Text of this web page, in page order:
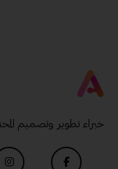
خبراء تطوير وتصميم